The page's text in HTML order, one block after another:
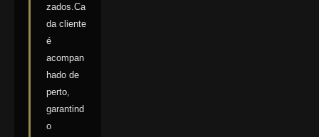
zados.Ca
da cliente
é
acompan
hado de
perto,
garantind
o